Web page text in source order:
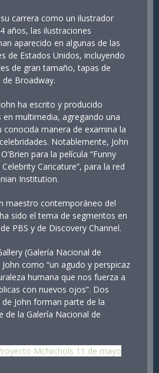
carrera como un ilustrador
años, las ilustraciones
aparecido en algunas de las
de Estados Unidos, incluyendo
de gran tamaño, tapas de
de Broadway.
ha escrito y producido
en multimedia, agregando una
conocida manera de examina la
Notablemente, John
para la película “Funny
Caricature”, para la red
Institution.
maestro contemporáneo del
sido el tema de segmentos en
PBS y de Discovery Channel.
(Galería Nacional de
como “un agudo y perspicaz
humana que nos fuerza a
con nuevos ojos”. Dos
John forman parte de la
de la Galería Nacional de
McNichols 11 de mayo